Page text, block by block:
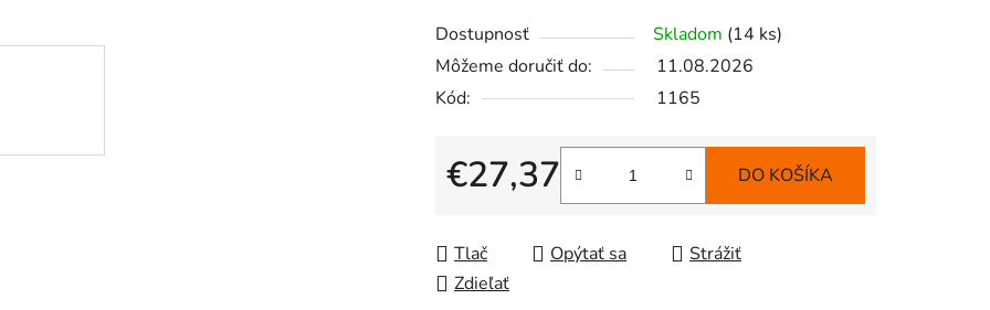
5
hviezdičiek.
Dostupnosť Skladom (14 ks)
Môžeme doručiť do:
11.08.2026
Kód:
1165
€27,37
Jednotková cena:
DO KOŠÍKA
Tlač Opýtať sa
Strážiť
Zdieľať